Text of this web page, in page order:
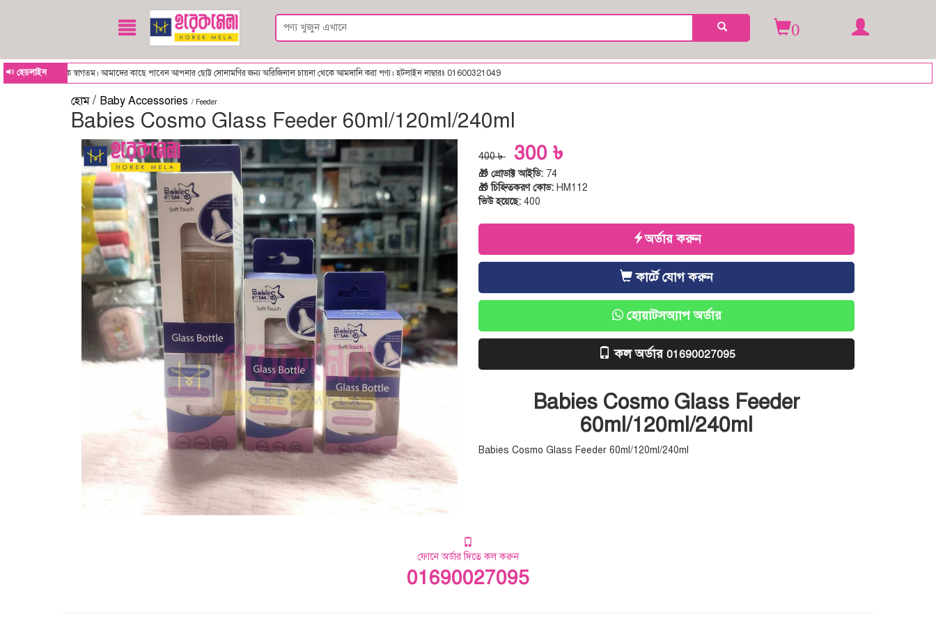
0
হেডলাইন
স্বাগতম। আমাদের কাছে পাবেন আপনার ছোট্ট সোনামণির জন্য অরিজিনাল চায়না থেকে আমদানি করা পণ্য। হটলাইন নাম্বারঃ 01600321049
হোম / Baby Accessories / Feeder
Babies Cosmo Glass Feeder 60ml/120ml/240ml
400 ৳ 300 ৳
🎁 প্রোডাক্ট আইডি: 74
🎁 চিহ্নিতকরণ কোড: HM112
ভিউ হয়েছে: 400
অর্ডার করুন
কার্টে যোগ করুন
হোয়াটসঅ্যাপ অর্ডার
কল অর্ডার 01690027095
Babies Cosmo Glass Feeder
60ml/120ml/240ml
Babies Cosmo Glass Feeder 60ml/120ml/240ml
ফোনে অর্ডার দিতে কল করুন
01690027095